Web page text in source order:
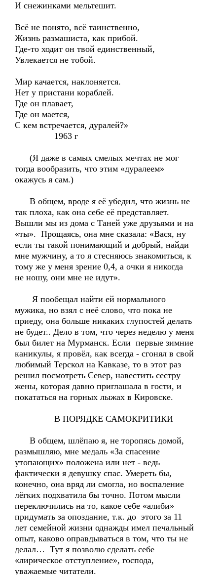
И снежинками мельтешит.
Всё не понято, всё таинственно,
Жизнь размашиста, как прибой.
Где-то ходит он твой единственный,
Увлекается не тобой.
Мир качается, наклоняется.
Нет у пристани кораблей.
Где он плавает,
Где он мается,
С кем встречается, дуралей?»
1963 г
(Я даже в самых смелых мечтах не мог
тогда вообразить, что этим «дуралеем»
окажусь я сам.)
В общем, вроде я её убедил, что жизнь не
так плоха, как она себе её представляет.
Вышли мы из дома с Таней уже друзьями и на
«ты». Прощаясь, она мне сказала: «Вася, ну
если ты такой понимающий и добрый, найди
мне мужчину, а то я стесняюсь знакомиться, к
тому же у меня зрение 0,4, а очки я никогда
не ношу, они мне не идут».
Я пообещал найти ей нормального
мужика, но взял с неё слово, что пока не
приеду, она больше никаких глупостей делать
не будет.. Дело в том, что через неделю у меня
был билет на Мурманск. Если первые зимние
каникулы, я провёл, как всегда - сгонял в свой
любимый Терскол на Кавказе, то в этот раз
решил посмотреть Север, навестить сестру
жены, которая давно приглашала в гости, и
покататься на горных лыжах в Кировске.
В ПОРЯДКЕ САМОКРИТИКИ
В общем, шлёпаю я, не торопясь домой,
размышляю, мне медаль «За спасение
утопающих» положена или нет - ведь
фактически я девушку спас. Умереть бы,
конечно, она вряд ли смогла, но воспаление
лёгких подхватила бы точно. Потом мысли
переключились на то, какое себе «алиби»
придумать за опоздание, т.к. до этого за 11
лет семейной жизни однажды имел печальный
опыт, каково оправдываться в том, что ты не
делал… Тут я позволю сделать себе
«лирическое отступление», господа,
уважаемые читатели.